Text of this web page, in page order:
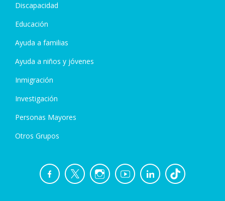
Discapacidad
Educación
Ayuda a familias
Ayuda a niños y jóvenes
Inmigración
Investigación
Personas Mayores
Otros Grupos